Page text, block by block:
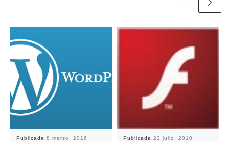
Publicada 8 marzo, 2016 Publicada 22 julio, 2010